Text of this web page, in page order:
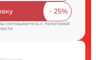
соглашаетесь cполитикой